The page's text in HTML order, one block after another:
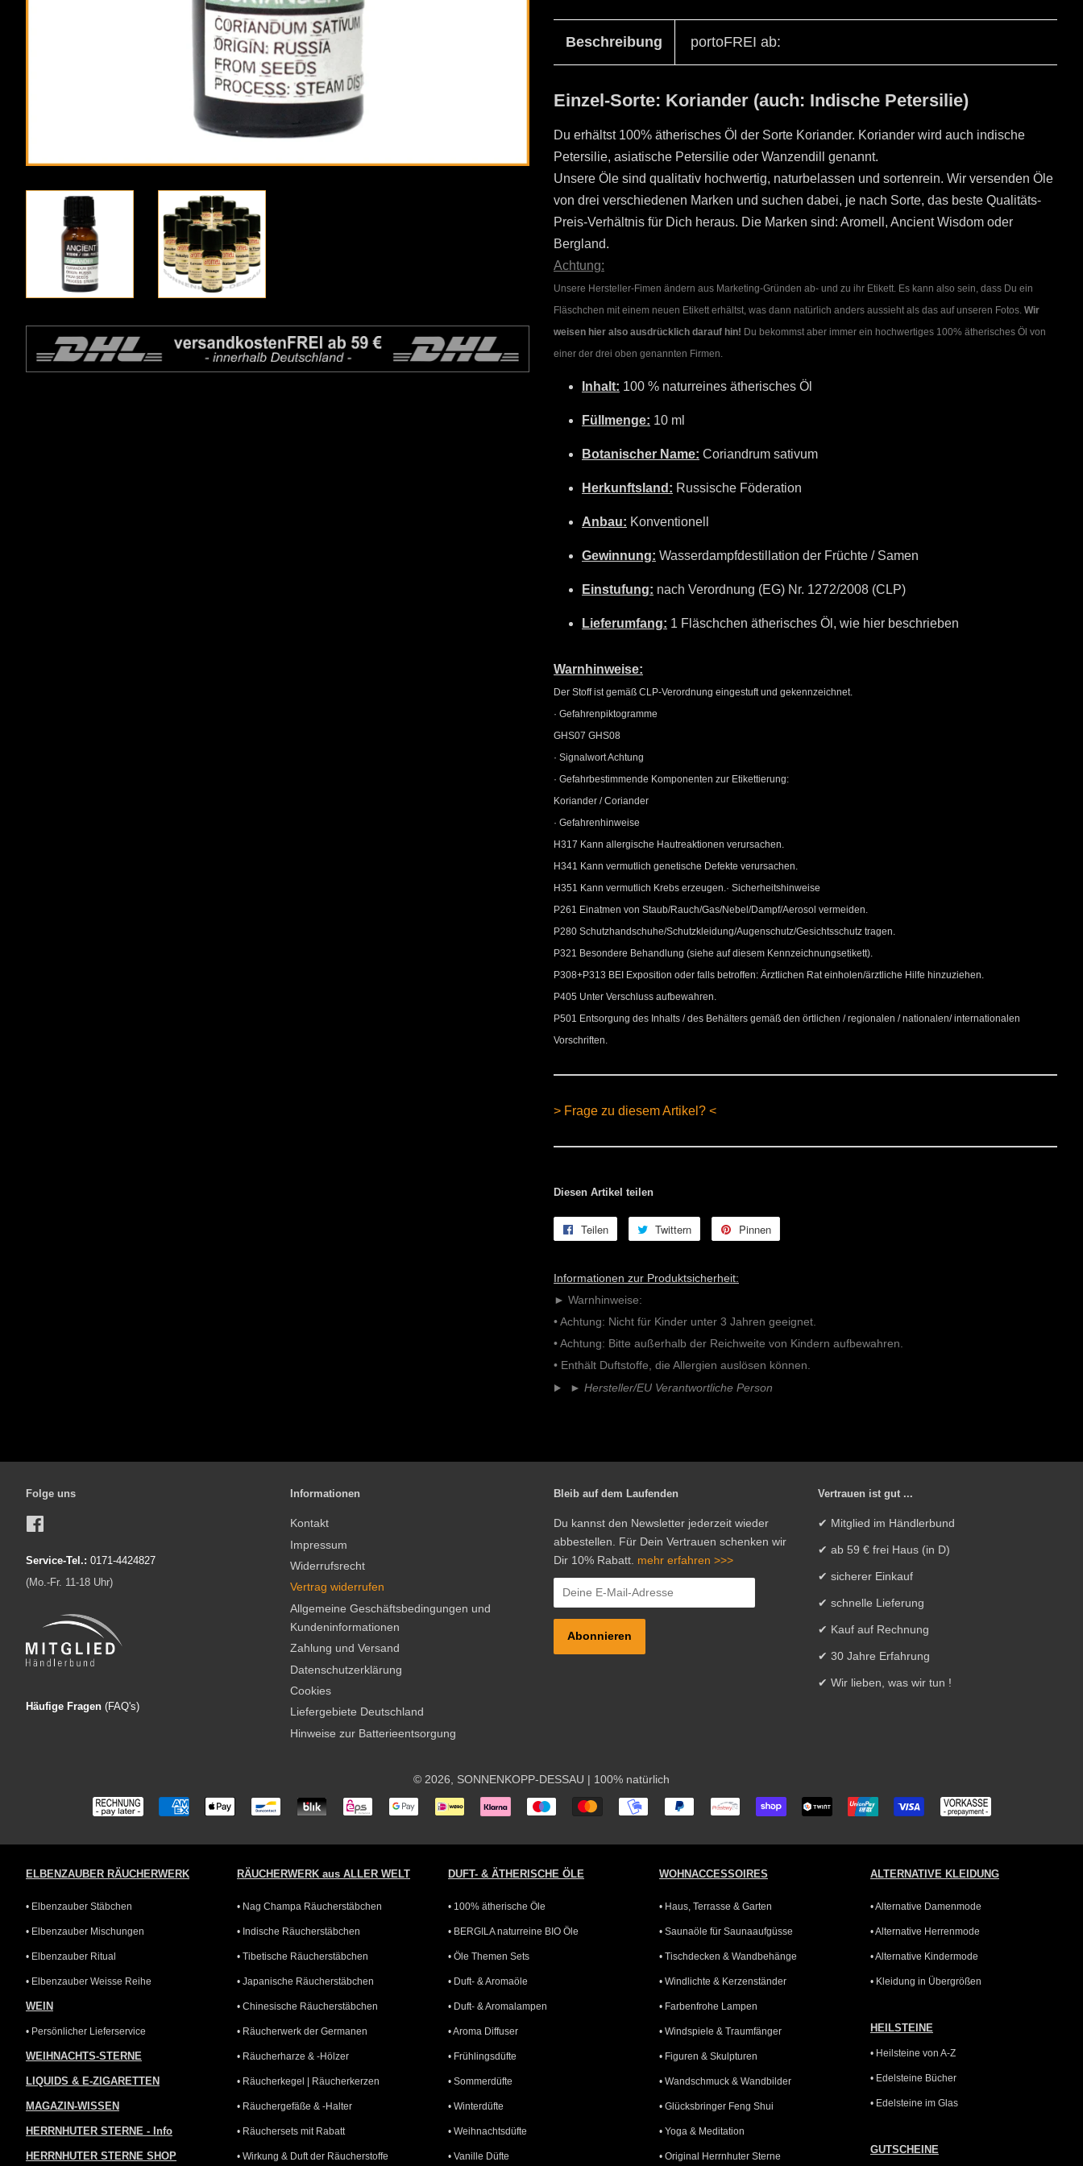
Beschreibung portoFREI ab:
Einzel-Sorte: Koriander (auch: Indische Petersilie)
Du erhältst 100% ätherisches Öl der Sorte Koriander. Koriander wird auch indische
Petersilie, asiatische Petersilie oder Wanzendill genannt.
Unsere Öle sind qualitativ hochwertig, naturbelassen und sortenrein. Wir versenden Öle
von drei verschiedenen Marken und suchen dabei, je nach Sorte, das beste Qualitäts-
Preis-Verhältnis für Dich heraus. Die Marken sind: Aromell, Ancient Wisdom oder
Bergland.
Achtung:
Unsere Hersteller-Fimen ändern aus Marketing-Gründen ab- und zu ihr Etikett. Es kann also sein, dass Du ein
Fläschchen mit einem neuen Etikett erhältst, was dann natürlich anders aussieht als das auf unseren Fotos. Wir
weisen hier also ausdrücklich darauf hin! Du bekommst aber immer ein hochwertiges 100% ätherisches Öl von
einer der drei oben genannten Firmen.
Inhalt: 100 % naturreines ätherisches Öl
Füllmenge: 10 ml
Botanischer Name: Coriandrum sativum
Herkunftsland: Russische Föderation
Anbau: Konventionell
Gewinnung: Wasserdampfdestillation der Früchte / Samen
Einstufung: nach Verordnung (EG) Nr. 1272/2008 (CLP)
Lieferumfang: 1 Fläschchen ätherisches Öl, wie hier beschrieben
Warnhinweise:
Der Stoff ist gemäß CLP-Verordnung eingestuft und gekennzeichnet.
· Gefahrenpiktogramme
GHS07 GHS08
· Signalwort Achtung
· Gefahrbestimmende Komponenten zur Etikettierung:
Koriander / Coriander
· Gefahrenhinweise
H317 Kann allergische Hautreaktionen verursachen.
H341 Kann vermutlich genetische Defekte verursachen.
H351 Kann vermutlich Krebs erzeugen.· Sicherheitshinweise
P261 Einatmen von Staub/Rauch/Gas/Nebel/Dampf/Aerosol vermeiden.
P280 Schutzhandschuhe/Schutzkleidung/Augenschutz/Gesichtsschutz tragen.
P321 Besondere Behandlung (siehe auf diesem Kennzeichnungsetikett).
P308+P313 BEI Exposition oder falls betroffen: Ärztlichen Rat einholen/ärztliche Hilfe hinzuziehen.
P405 Unter Verschluss aufbewahren.
P501 Entsorgung des Inhalts / des Behälters gemäß den örtlichen / regionalen / nationalen/ internationalen
Vorschriften.
> Frage zu diesem Artikel? <
Diesen Artikel teilen
Teilen
teilen
Twittern
twittern
Pinnen
Informationen zur Produktsicherheit:
► Warnhinweise:
• Achtung: Nicht für Kinder unter 3 Jahren geeignet.
• Achtung: Bitte außerhalb der Reichweite von Kindern aufbewahren.
• Enthält Duftstoffe, die Allergien auslösen können.
► Hersteller/EU Verantwortliche Person
Folge uns
Service-Tel.: 0171-4424827
(Mo.-Fr. 11-18 Uhr)
Häufige Fragen (FAQ's)
Informationen
Kontakt
Impressum
Widerrufsrecht
Vertrag widerrufen
Allgemeine Geschäftsbedingungen und
Kundeninformationen
Zahlung und Versand
Datenschutzerklärung
Cookies
Liefergebiete Deutschland
Hinweise zur Batterieentsorgung
Bleib auf dem Laufenden
Du kannst den Newsletter jederzeit wieder
abbestellen. Für Dein Vertrauen schenken wir
Dir 10% Rabatt. mehr erfahren >>>
Vertrauen ist gut ...
✔ Mitglied im Händlerbund
✔ ab 59 € frei Haus (in D)
✔ sicherer Einkauf
✔ schnelle Lieferung
✔ Kauf auf Rechnung
✔ 30 Jahre Erfahrung
✔ Wir lieben, was wir tun !
© 2026, SONNENKOPP-DESSAU | 100% natürlich
Zahlungsarten
ELBENZAUBER RÄUCHERWERK
• Elbenzauber Stäbchen
• Elbenzauber Mischungen
• Elbenzauber Ritual
• Elbenzauber Weisse Reihe
WEIN
• Persönlicher Lieferservice
WEIHNACHTS-STERNE
LIQUIDS & E-ZIGARETTEN
MAGAZIN-WISSEN
HERRNHUTER STERNE - Info
HERRNHUTER STERNE SHOP
RÄUCHERWERK aus ALLER WELT
• Nag Champa Räucherstäbchen
• Indische Räucherstäbchen
• Tibetische Räucherstäbchen
• Japanische Räucherstäbchen
• Chinesische Räucherstäbchen
• Räucherwerk der Germanen
• Räucherharze & -Hölzer
• Räucherkegel | Räucherkerzen
• Räuchergefäße & -Halter
• Räuchersets mit Rabatt
• Wirkung & Duft der Räucherstoffe
DUFT- & ÄTHERISCHE ÖLE
• 100% ätherische Öle
• BERGILA naturreine BIO Öle
• Öle Themen Sets
• Duft- & Aromaöle
• Duft- & Aromalampen
• Aroma Diffuser
• Frühlingsdüfte
• Sommerdüfte
• Winterdüfte
• Weihnachtsdüfte
• Vanille Düfte
WOHNACCESSOIRES
• Haus, Terrasse & Garten
• Saunaöle für Saunaaufgüsse
• Tischdecken & Wandbehänge
• Windlichte & Kerzenständer
• Farbenfrohe Lampen
• Windspiele & Traumfänger
• Figuren & Skulpturen
• Wandschmuck & Wandbilder
• Glücksbringer Feng Shui
• Yoga & Meditation
• Original Herrnhuter Sterne
ALTERNATIVE KLEIDUNG
• Alternative Damenmode
• Alternative Herrenmode
• Alternative Kindermode
• Kleidung in Übergrößen
HEILSTEINE
• Heilsteine von A-Z
• Edelsteine Bücher
• Edelsteine im Glas
GUTSCHEINE